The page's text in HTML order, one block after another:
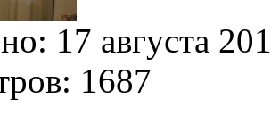
17 августа
1687